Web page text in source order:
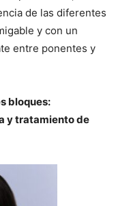
de las diferentes
y con un
entre ponentes y
bloques:
y tratamiento de